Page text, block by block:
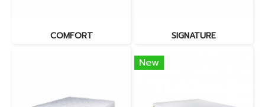
COMFORT SIGNATURE
New